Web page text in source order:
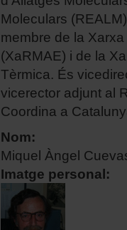
Moleculars
membre de la
(XaRMAE) i de la
Tèrmica. És
vicerector adjunt al
Coordina a
Nom:
Miquel Àngel
Imatge personal: